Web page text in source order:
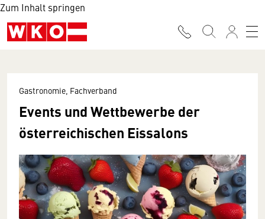
Zum Inhalt springen
Gastronomie, Fachverband
Events und Wettbewerbe der
österreichischen Eissalons